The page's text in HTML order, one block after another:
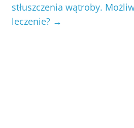
stłuszczenia wątroby.
leczenie? →